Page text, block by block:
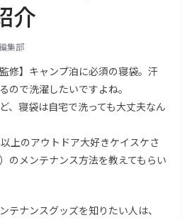
介
集部
修】キャンプ泊に必須の寝袋。汗
ので洗濯したいですよね。
、寝袋は自宅で洗っても大丈夫なん
上のアウトドア大好きケイスケさ
のメンテナンス方法を教えてもらい
テナンスグッズを知りたい人は、